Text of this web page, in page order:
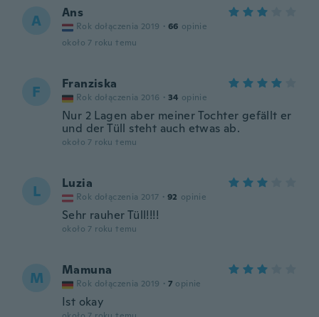
A Ans
Rok dołączenia 2019 · 66 opinie
około 7 roku temu
F Franziska
Rok dołączenia 2016 · 34 opinie
Nur 2 Lagen aber meiner Tochter gefällt er
und der Tüll steht auch etwas ab.
około 7 roku temu
L Luzia
Rok dołączenia 2017 · 92 opinie
Sehr rauher Tüll!!!!
około 7 roku temu
M Mamuna
Rok dołączenia 2019 · 7 opinie
Ist okay